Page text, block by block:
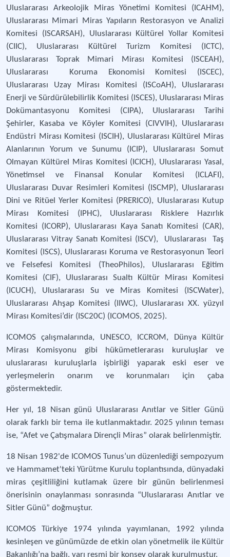
Uluslararası Arkeolojik Miras Yönetimi Komitesi (ICAHM),
Uluslararası Mimari Miras Yapıların Restorasyon ve Analizi
Komitesi (ISCARSAH), Uluslararası Kültürel Yollar Komitesi
(CIIC), Uluslararası Kültürel Turizm Komitesi (ICTC),
Uluslararası Toprak Mimari Mirası Komitesi (ISCEAH),
Uluslararası Koruma Ekonomisi Komitesi (ISCEC),
Uluslararası Uzay Mirası Komitesi (ISCoAH), Uluslararası
Enerji ve Sürdürülebilirlik Komitesi (ISCES), Uluslararası Miras
Dokümantasyonu Komitesi (CIPA), Uluslararası Tarihi
Şehirler, Kasaba ve Köyler Komitesi (CIVVIH), Uluslararası
Endüstri Mirası Komitesi (ISCIH), Uluslararası Kültürel Miras
Alanlarının Yorum ve Sunumu (ICIP), Uluslararası Somut
Olmayan Kültürel Miras Komitesi (ICICH), Uluslararası Yasal,
Yönetimsel ve Finansal Konular Komitesi (ICLAFI),
Uluslararası Duvar Resimleri Komitesi (ISCMP), Uluslararası
Dini ve Ritüel Yerler Komitesi (PRERICO), Uluslararası Kutup
Mirası Komitesi (IPHC), Uluslararası Risklere Hazırlık
Komitesi (ICORP), Uluslararası Kaya Sanatı Komitesi (CAR),
Uluslararası Vitray Sanatı Komitesi (ISCV), Uluslararası Taş
Komitesi (ISCS), Uluslararası Koruma ve Restorasyonun Teori
ve Felsefesi Komitesi (TheoPhilos), Uluslararası Eğitim
Komitesi (CIF), Uluslararası Sualtı Kültür Mirası Komitesi
(ICUCH), Uluslararası Su ve Miras Komitesi (ISCWater),
Uluslararası Ahşap Komitesi (IIWC), Uluslararası XX. yüzyıl
Mirası Komitesi’dir (ISC20C) (ICOMOS, 2025).
ICOMOS çalışmalarında, UNESCO, ICCROM, Dünya Kültür
Mirası Komisyonu gibi hükümetlerarası kuruluşlar ve
uluslararası kuruluşlarla işbirliği yaparak eski eser ve
yerleşmelerin onarım ve korunmaları için çaba
göstermektedir.
Her yıl, 18 Nisan günü Uluslararası Anıtlar ve Sitler Günü
olarak farklı bir tema ile kutlanmaktadır. 2025 yılının teması
ise, “Afet ve Çatışmalara Dirençli Miras” olarak belirlenmiştir.
18 Nisan 1982'de ICOMOS Tunus’un düzenlediği sempozyum
ve Hammamet'teki Yürütme Kurulu toplantısında, dünyadaki
miras çeşitliliğini kutlamak üzere bir günün belirlenmesi
önerisinin onaylanması sonrasında “Uluslararası Anıtlar ve
Sitler Günü” doğmuştur.
ICOMOS Türkiye 1974 yılında yayımlanan, 1992 yılında
kesinleşen ve günümüzde de etkin olan yönetmelik ile Kültür
Bakanlığı’na bağlı, yarı resmi bir konsey olarak kurulmuştur.